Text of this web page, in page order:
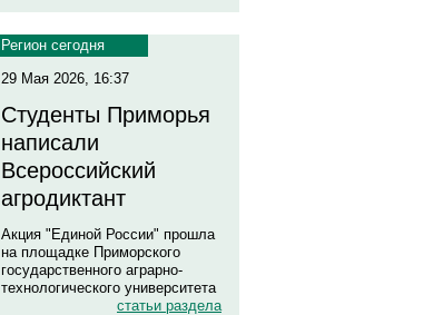
Регион сегодня
29 Мая 2026, 16:37
Студенты Приморья
написали
Всероссийский
агродиктант
Акция "Единой России" прошла
на площадке Приморского
государственного аграрно-
технологического университета
статьи раздела